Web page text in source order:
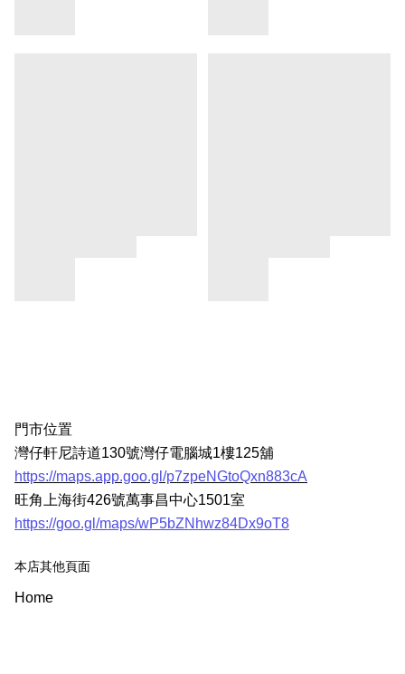
門市位置
灣仔軒尼詩道130號灣仔電腦城1樓125舖
https://maps.app.goo.gl/p7zpeNGtoQxn883cA
旺角上海街426號萬事昌中心1501室
https://goo.gl/maps/wP5bZNhwz84Dx9oT8
本店其他頁面
Home